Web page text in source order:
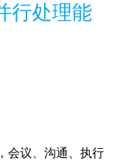
行处理能
会议、沟通、执行